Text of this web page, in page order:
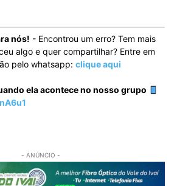
nós! - Encontrou um erro? Tem mais
algo e quer compartilhar? Entre em
pelo whatsapp: clique aqui
ela acontece no nosso grupo
- ANÚNCIO -